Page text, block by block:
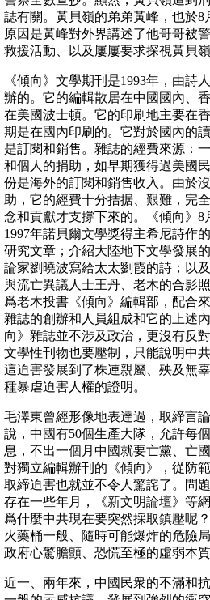
誌有關。黃貝嶺的弟弟黃峰，也於8
原因是黃峰對外界講述了他哥哥被
救援活動、以及屢屢要求探視黃貝嶺
《傾向》文學期刊是1993年，由詩
辦的。它的編輯散居在中國國內、
在美國波士頓。它的印刷地主要在
期是在國內印刷的。它對於國內的
是訂閱和銷售。雜誌的經費來源：
和個人的捐助，如早期獲得過美國
份是海外的訂閱和銷售收入。由於
助，它的經費十分拮据、艱難，完
念和貢獻才支撐下來的。《傾向》8
1997年諾貝爾文學獎得主希尼詩作
研究文章；介紹大陸地下文學發展
論家劉曉波寫給太太劉霞的詩；以
與流亡異議人士王丹、老木的合影
爲老木投書《傾向》編輯部，配合
雜誌的創辦和人員組成和它的上述
向》雜誌並不涉及政治，更沒有反
文學性刊物也要壓制，只能說明中
這迫害發展到了株連親屬、殃及無
種暴虐迫害人權的證明。
毛澤東曾經形像地表達過，取締言
說，中國有50個生產大隊，允許每
息，不出一個月中國就要亡黨、亡
對獨立編輯辦刊的《傾向》，從防
取締迫害也就並不令人驚詫了。問
存在一些年月，《新文明論壇》等
爲什麼中共現在要突然採取鎮壓呢
火藥桶一般、隨時可能爆炸的危險
政府心驚膽顫、恐慌至極的虛弱本質
近一、兩年來，中國民衆的不滿和